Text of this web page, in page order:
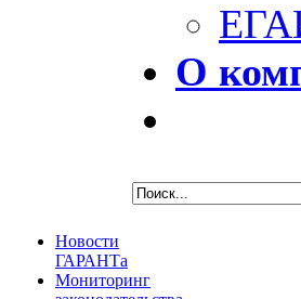
О
Новости
ГАРАНТа
Мониторинг